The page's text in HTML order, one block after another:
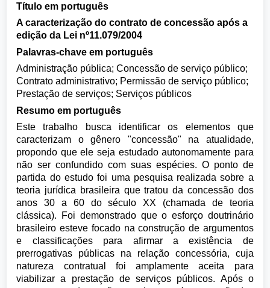
Título em português
A caracterização do contrato de concessão após a
edição da Lei nº11.079/2004
Palavras-chave em português
Administração pública; Concessão de serviço público;
Contrato administrativo; Permissão de serviço público;
Prestação de serviços; Serviços públicos
Resumo em português
Este trabalho busca identificar os elementos que
caracterizam o gênero "concessão" na atualidade,
propondo que ele seja estudado autonomamente para
não ser confundido com suas espécies. O ponto de
partida do estudo foi uma pesquisa realizada sobre a
teoria jurídica brasileira que tratou da concessão dos
anos 30 a 60 do século XX (chamada de teoria
clássica). Foi demonstrado que o esforço doutrinário
brasileiro esteve focado na construção de argumentos
e classificações para afirmar a existência de
prerrogativas públicas na relação concessória, cuja
natureza contratual foi amplamente aceita para
viabilizar a prestação de serviços públicos. Após o